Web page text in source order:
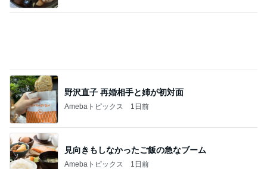
野沢直子 再婚相手と姉が初対面
Amebaトピックス 1日前
見向きもしなかったご飯の急なブーム
Amebaトピックス 1日前